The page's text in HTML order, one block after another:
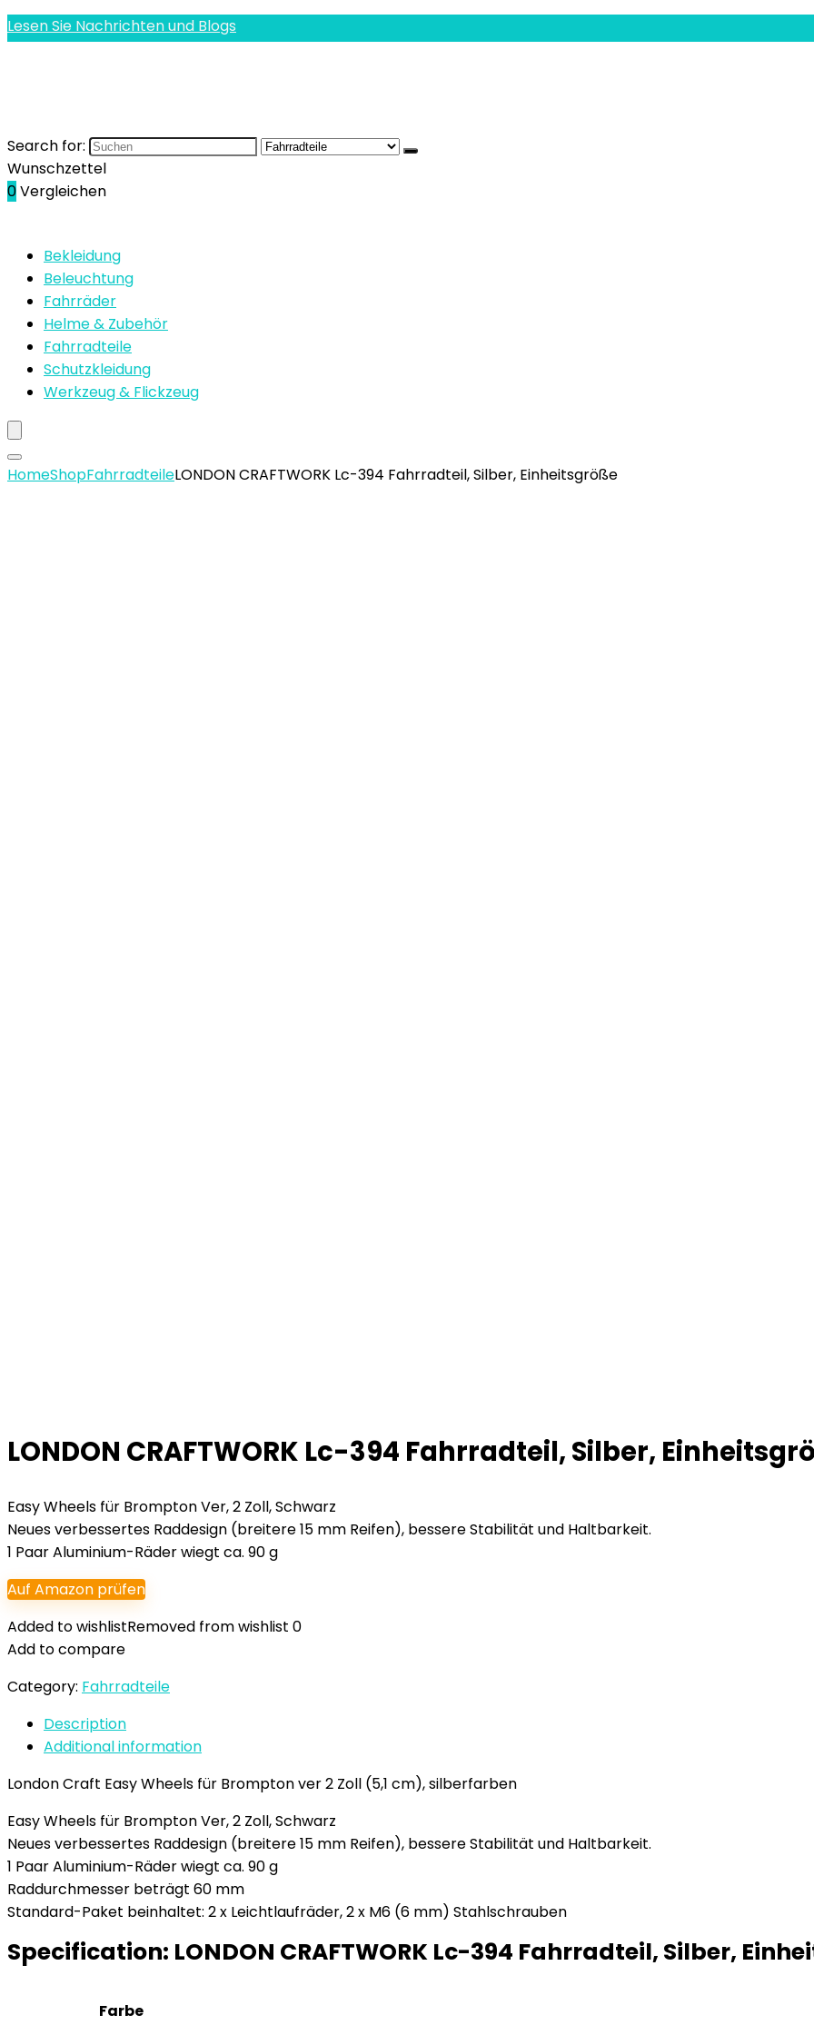
Lesen Sie Nachrichten und Blogs
Search for:
Wunschzettel
0Vergleichen
Bekleidung
Beleuchtung
Fahrräder
Helme & Zubehör
Fahrradteile
Schutzkleidung
Werkzeug & Flickzeug
HomeShopFahrradteileLONDON CRAFTWORK Lc-394 Fahrradteil, Silber, Einheitsgröße
LONDON CRAFTWORK Lc-394 Fahrradteil, Silber,
Easy Wheels für Brompton Ver, 2 Zoll, Schwarz
Neues verbessertes Raddesign (breitere 15 mm Reifen), bessere Stabilität und Haltbarkeit.
1 Paar Aluminium-Räder wiegt ca. 90 g
Auf Amazon prüfen
Added to wishlistRemoved from wishlist 0
Add to compare
Category: Fahrradteile
Description
Additional information
London Craft Easy Wheels für Brompton ver 2 Zoll (5,1 cm), silberfarben
Easy Wheels für Brompton Ver, 2 Zoll, Schwarz
Neues verbessertes Raddesign (breitere 15 mm Reifen), bessere Stabilität und Haltbarkeit.
1 Paar Aluminium-Räder wiegt ca. 90 g
Raddurchmesser beträgt 60 mm
Standard-Paket beinhaltet: 2 x Leichtlaufräder, 2 x M6 (6 mm) Stahlschrauben
Specification: LONDON CRAFTWORK Lc-394 Fahrradteil, Silber,
Farbe